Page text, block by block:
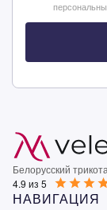
Белорусский
4.9 из 5
НАВИГАЦИЯ